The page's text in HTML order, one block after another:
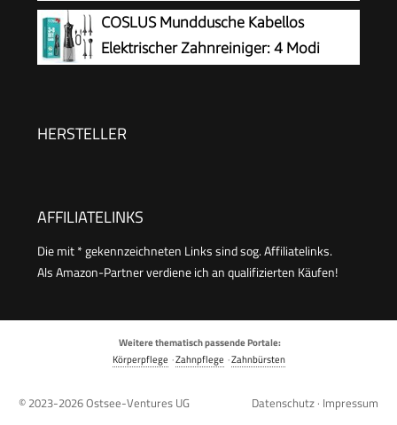
und 4 Modi, IPX7 Wasserdicht,USB-C-
Ladung, Oral Irrigator für Oral Health
Enthusiasten Tägliche und Reisen(Schwarz)
COSLUS Munddusche Kabellos
Elektrischer Zahnreiniger: 4 Modi
Tage Akkulaufzeit Zahnzwischenraumreiniger
HERSTELLER
AFFILIATELINKS
Die mit * gekennzeichneten Links sind sog. Affiliatelinks.
Als Amazon-Partner verdiene ich an qualifizierten Käufen!
Weitere thematisch passende Portale:
Körperpflege ·Zahnpflege ·Zahnbürsten
© 2023-2026Ostsee-Ventures UG Datenschutz · Impressum